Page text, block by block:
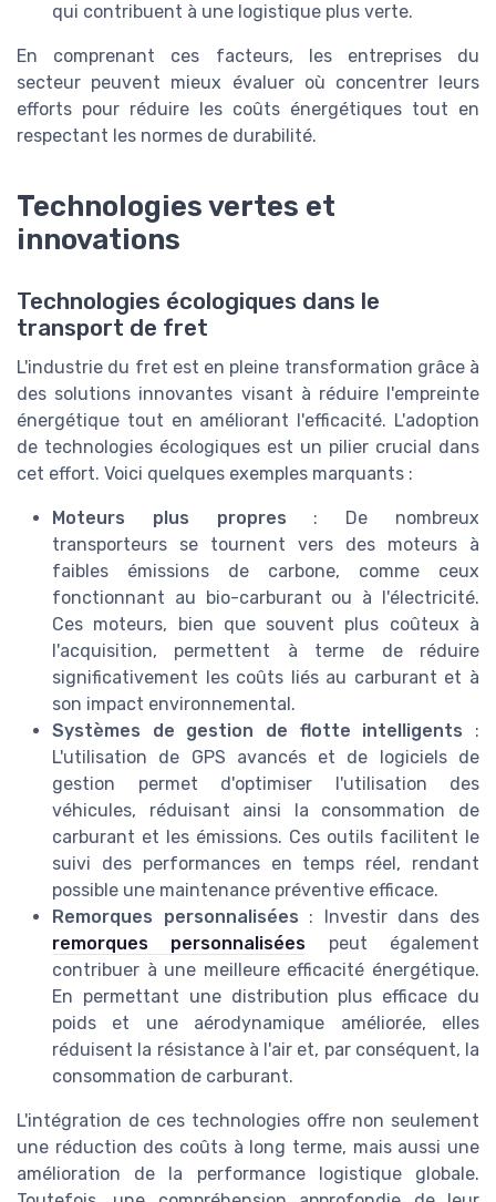
qui contribuent à une logistique plus verte.
En comprenant ces facteurs, les entreprises du
secteur peuvent mieux évaluer où concentrer leurs
efforts pour réduire les coûts énergétiques tout en
respectant les normes de durabilité.
Technologies vertes et
innovations
Technologies écologiques dans le
transport de fret
L'industrie du fret est en pleine transformation grâce à
des solutions innovantes visant à réduire l'empreinte
énergétique tout en améliorant l'efficacité. L'adoption
de technologies écologiques est un pilier crucial dans
cet effort. Voici quelques exemples marquants :
Moteurs plus propres : De nombreux
transporteurs se tournent vers des moteurs à
faibles émissions de carbone, comme ceux
fonctionnant au bio-carburant ou à l'électricité.
Ces moteurs, bien que souvent plus coûteux à
l'acquisition, permettent à terme de réduire
significativement les coûts liés au carburant et à
son impact environnemental.
Systèmes de gestion de flotte intelligents :
L'utilisation de GPS avancés et de logiciels de
gestion permet d'optimiser l'utilisation des
véhicules, réduisant ainsi la consommation de
carburant et les émissions. Ces outils facilitent le
suivi des performances en temps réel, rendant
possible une maintenance préventive efficace.
Remorques personnalisées : Investir dans des
remorques personnalisées peut également
contribuer à une meilleure efficacité énergétique.
En permettant une distribution plus efficace du
poids et une aérodynamique améliorée, elles
réduisent la résistance à l'air et, par conséquent, la
consommation de carburant.
L'intégration de ces technologies offre non seulement
une réduction des coûts à long terme, mais aussi une
amélioration de la performance logistique globale.